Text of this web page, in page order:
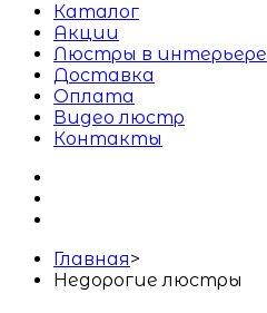
Каталог
Акции
Люстры в интерьере
Доставка
Оплата
Видео люстр
Контакты
Главная>
Недорогие люстры